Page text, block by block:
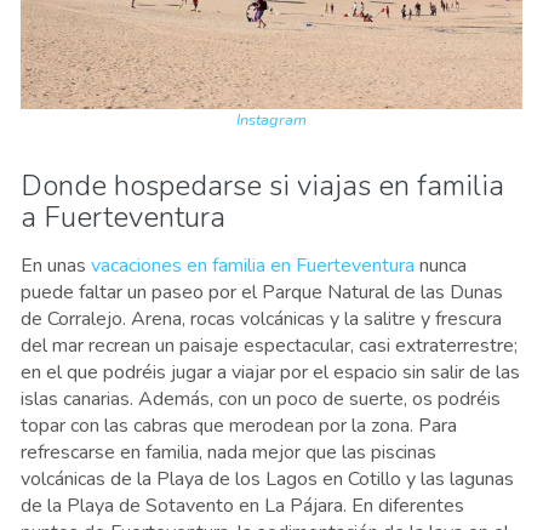
Instagram
Donde hospedarse si viajas en familia
a Fuerteventura
En unas vacaciones en familia en Fuerteventura nunca
puede faltar un paseo por el Parque Natural de las Dunas
de Corralejo. Arena, rocas volcánicas y la salitre y frescura
del mar recrean un paisaje espectacular, casi extraterrestre;
en el que podréis jugar a viajar por el espacio sin salir de las
islas canarias. Además, con un poco de suerte, os podréis
topar con las cabras que merodean por la zona. Para
refrescarse en familia, nada mejor que las piscinas
volcánicas de la Playa de los Lagos en Cotillo y las lagunas
de la Playa de Sotavento en La Pájara. En diferentes